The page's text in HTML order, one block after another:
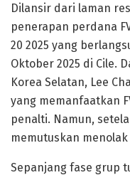
Dilansir dari laman
penerapan perdana
20 2025 yang
Oktober 2025 di Cile.
Korea Selatan, Lee
yang memanfaatkan
penalti. Namun,
memutuskan
Sepanjang fase grup